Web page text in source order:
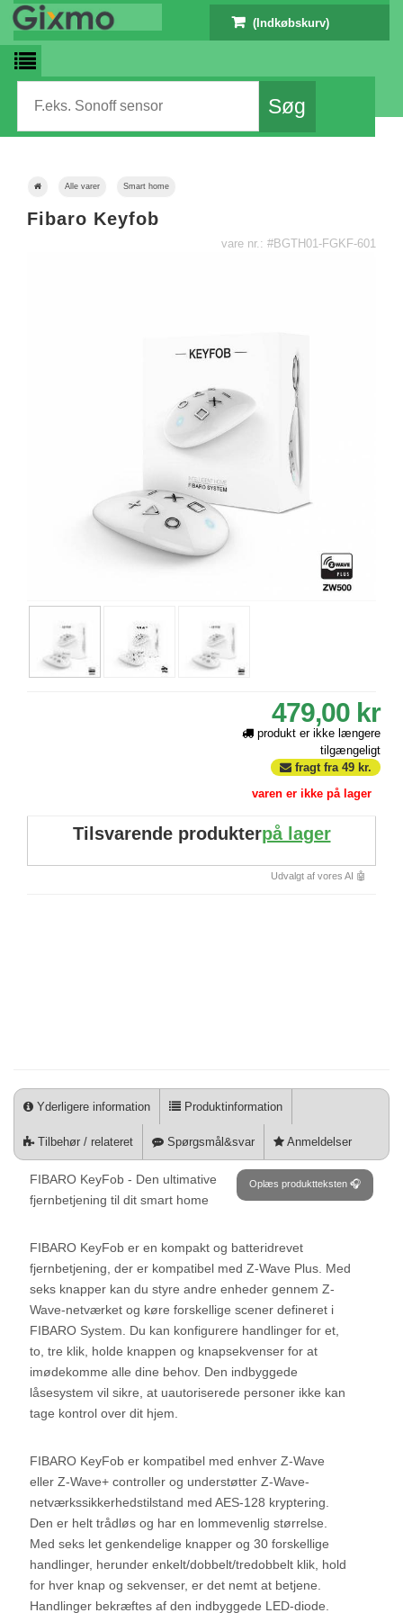
(Indkøbskurv)
Alle varer Smart home
Fibaro Keyfob
vare nr.: #BGTH01-FGKF-601
479,00 kr
produkt er ikke længere
tilgængeligt
fragt fra 49kr.
varen er ikke på lager
Tilsvarende produkterpå lager
Udvalgt af vores AI 🤖
Yderligere information Produktinformation
Tilbehør / relateret Spørgsmål&svar Anmeldelser
Oplæs produktteksten 🎧
FIBARO KeyFob - Den ultimative
fjernbetjening til dit smart home
FIBARO KeyFob er en kompakt og batteridrevet
fjernbetjening, der er kompatibel med Z-Wave Plus. Med
seks knapper kan du styre andre enheder gennem Z-
Wave-netværket og køre forskellige scener defineret i
FIBARO System. Du kan konfigurere handlinger for et,
to, tre klik, holde knappen og knapsekvenser for at
imødekomme alle dine behov. Den indbyggede
låsesystem vil sikre, at uautoriserede personer ikke kan
tage kontrol over dit hjem.
FIBARO KeyFob er kompatibel med enhver Z-Wave
eller Z-Wave+ controller og understøtter Z-Wave-
netværkssikkerhedstilstand med AES-128 kryptering.
Den er helt trådløs og har en lommevenlig størrelse.
Med seks let genkendelige knapper og 30 forskellige
handlinger, herunder enkelt/dobbelt/tredobbelt klik, hold
for hver knap og sekvenser, er det nemt at betjene.
Handlinger bekræftes af den indbyggede LED-diode.